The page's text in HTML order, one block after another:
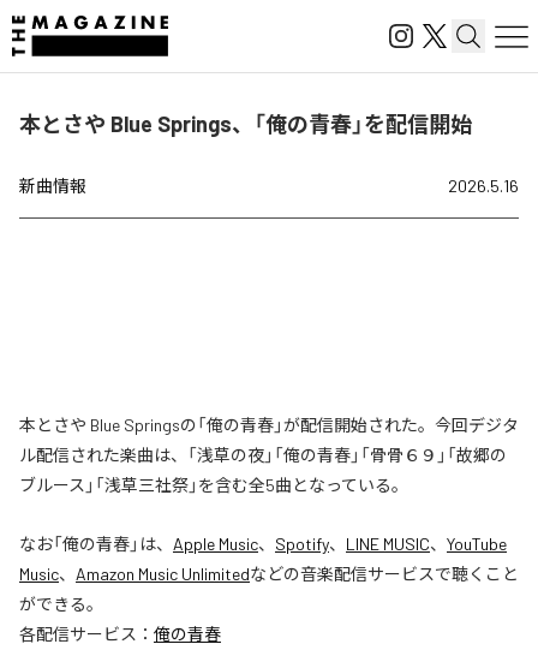
本とさや Blue Springs、「俺の青春」を配信開始
新曲情報 2026.5.16
本とさや Blue Springsの「俺の青春」が配信開始された。今回デジタ
ル配信された楽曲は、「浅草の夜」「俺の青春」「骨骨６９」「故郷の
ブルース」「浅草三社祭」を含む全5曲となっている。
なお「俺の青春」は、 Apple Music、 Spotify、 LINE MUSIC、 YouTube
Music、 Amazon Music Unlimitedなどの音楽配信サービスで聴くこと
ができる。
各配信サービス： 俺の青春